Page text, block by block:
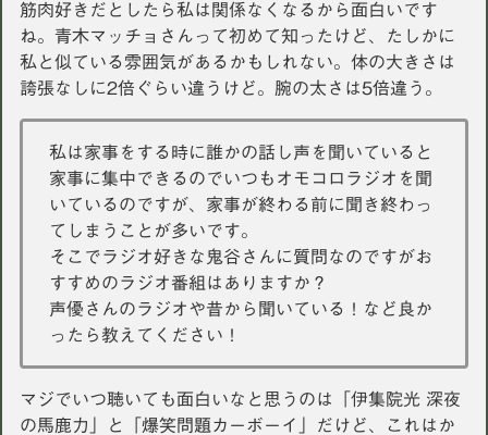
筋肉好きだとしたら私は関係なくなるから面白いです
ね。青木マッチョさんって初めて知ったけど、たしかに
私と似ている雰囲気があるかもしれない。体の大きさは
誇張なしに2倍ぐらい違うけど。腕の太さは5倍違う。
私は家事をする時に誰かの話し声を聞いていると
家事に集中できるのでいつもオモコロラジオを聞
いているのですが、家事が終わる前に聞き終わっ
てしまうことが多いです。
そこでラジオ好きな鬼谷さんに質問なのですがお
すすめのラジオ番組はありますか？
声優さんのラジオや昔から聞いている！など良か
ったら教えてください！
マジでいつ聴いても面白いなと思うのは「伊集院光 深夜
の馬鹿力」と「爆笑問題カーボーイ」だけど、これはか